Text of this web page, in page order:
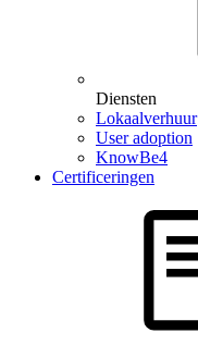
Diensten
Lokaalverhuur
User adoption
KnowBe4
Certificeringen